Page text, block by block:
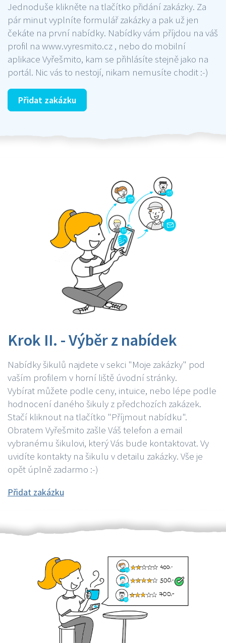
Jednoduše klikněte na tlačítko přidání zakázky. Za
pár minut vyplníte formulář zakázky a pak už jen
čekáte na první nabídky. Nabídky vám příjdou na váš
profil na www.vyresmito.cz , nebo do mobilní
aplikace Vyřešmito, kam se přihlásíte stejně jako na
portál. Nic vás to nestojí, nikam nemusíte chodit :-)
Přidat zakázku
Krok II. - Výběr z nabídek
Nabídky šikulů najdete v sekci "Moje zakázky" pod
vaším profilem v horní liště úvodní stránky.
Vybírat můžete podle ceny, intuice, nebo lépe podle
hodnocení daného šikuly z předchozích zakázek.
Stačí kliknout na tlačítko "Příjmout nabídku".
Obratem Vyřešmito zašle Váš telefon a email
vybranému šikulovi, který Vás bude kontaktovat. Vy
uvidíte kontakty na šikulu v detailu zakázky. Vše je
opět úplně zadarmo :-)
Přidat zakázku